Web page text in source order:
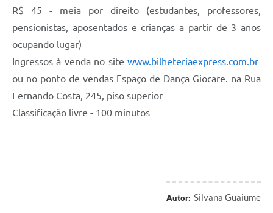
R$ 45 - meia por direito (estudantes, professores,
pensionistas, aposentados e crianças a partir de 3 anos
ocupando lugar)
Ingressos à venda no site www.bilheteriaexpress.com.br
ou no ponto de vendas Espaço de Dança Giocare. na Rua
Fernando Costa, 245, piso superior
Classificação livre - 100 minutos
Autor: Silvana Guaiume